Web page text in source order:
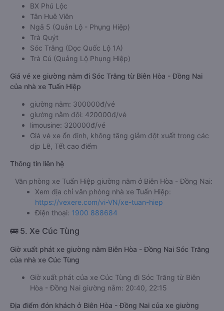
BX Phú Lộc
Tân Huê Viên
Ngã 5 (Quản Lộ - Phụng Hiệp)
Trà Quýt
Sóc Trăng (Dọc Quốc Lộ 1A)
Trà Cú (Quảng Lộ Phụng Hiệp)
Giá vé xe giường nằm đi Sóc Trăng từ Biên Hòa - Đồng Nai
của nhà xe Tuấn Hiệp
giường nằm: 300000đ/vé
giường nằm đôi: 420000đ/vé
limousine: 320000đ/vé
Giá vé xe ổn định, không tăng giảm đột xuất trong các
dịp Lễ, Tết cao điểm
Thông tin liên hệ
Văn phòng xe Tuấn Hiệp giường nằm ở Biên Hòa - Đồng Nai:
Xem địa chỉ văn phòng nhà xe Tuấn Hiệp:
https://vexere.com/vi-VN/xe-tuan-hiep
Điện thoại: 1900 888684
🚌 5. Xe Cúc Tùng
Giờ xuất phát xe giường nằm Biên Hòa - Đồng Nai Sóc Trăng
của nhà xe Cúc Tùng
Giờ xuất phát của xe Cúc Tùng đi Sóc Trăng từ Biên
Hòa - Đồng Nai giường nằm: 20:40, 22:15
Địa điểm đón khách ở Biên Hòa - Đồng Nai của xe giường